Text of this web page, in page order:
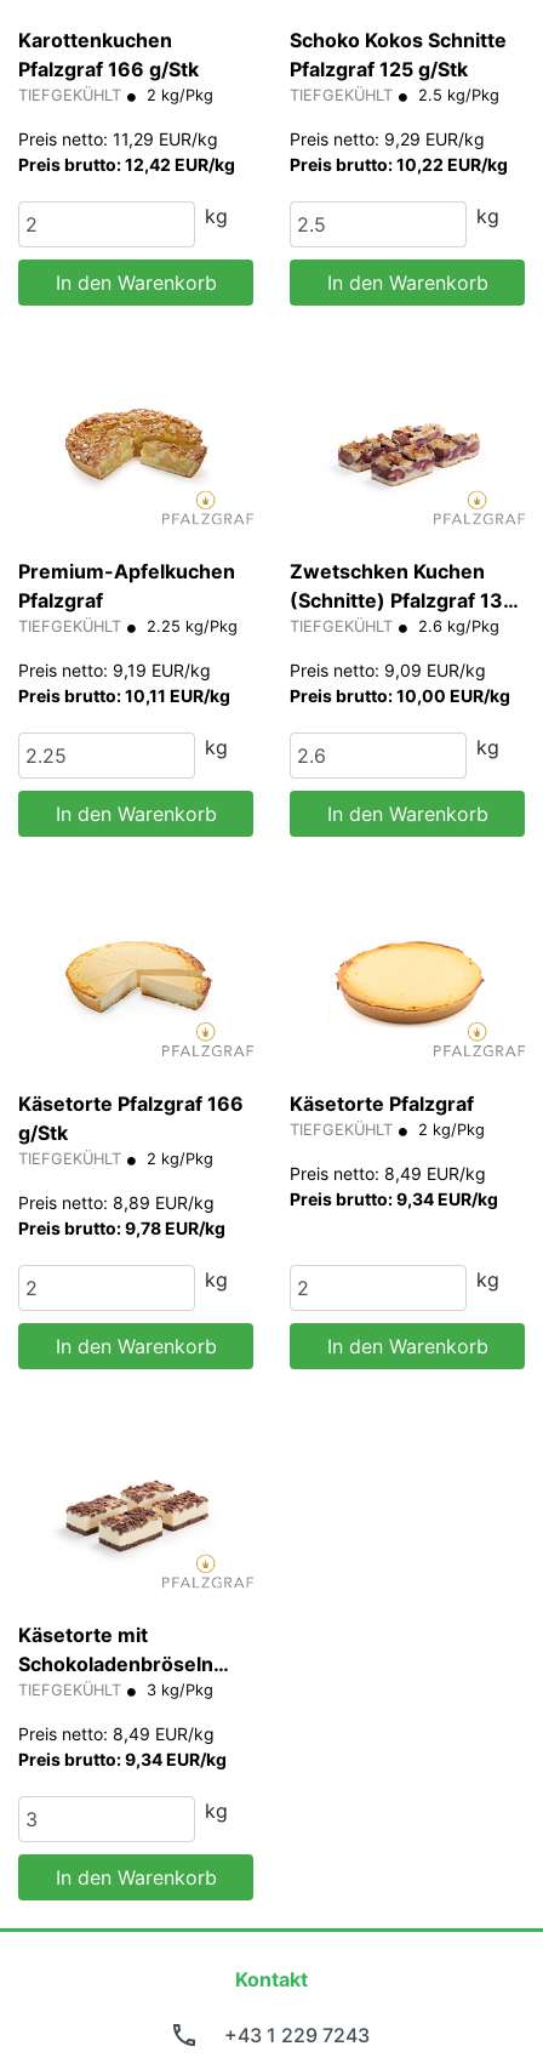
Karottenkuchen
Pfalzgraf 166 g/Stk
TIEFGEKÜHLT 2 kg/Pkg
Preis netto: 11,29 EUR/kg
Preis brutto: 12,42 EUR/kg
kg
In den Warenkorb
Schoko Kokos Schnitte
Pfalzgraf 125 g/Stk
TIEFGEKÜHLT 2.5 kg/Pkg
Preis netto: 9,29 EUR/kg
Preis brutto: 10,22 EUR/kg
kg
In den Warenkorb
Premium-Apfelkuchen
Pfalzgraf
TIEFGEKÜHLT 2.25 kg/Pkg
Preis netto: 9,19 EUR/kg
Preis brutto: 10,11 EUR/kg
kg
In den Warenkorb
Zwetschken Kuchen
(Schnitte) Pfalzgraf 130
g/Stk
TIEFGEKÜHLT 2.6 kg/Pkg
Preis netto: 9,09 EUR/kg
Preis brutto: 10,00 EUR/kg
kg
In den Warenkorb
Käsetorte Pfalzgraf 166
g/Stk
TIEFGEKÜHLT 2 kg/Pkg
Preis netto: 8,89 EUR/kg
Preis brutto: 9,78 EUR/kg
kg
In den Warenkorb
Käsetorte Pfalzgraf
TIEFGEKÜHLT 2 kg/Pkg
Preis netto: 8,49 EUR/kg
Preis brutto: 9,34 EUR/kg
kg
In den Warenkorb
Käsetorte mit
Schokoladenbröseln
Pfalzgraf 150 g/Stk
TIEFGEKÜHLT 3 kg/Pkg
Preis netto: 8,49 EUR/kg
Preis brutto: 9,34 EUR/kg
kg
In den Warenkorb
Kontakt
+43 1 229 7243